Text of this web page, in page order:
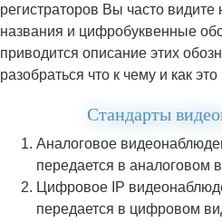
регистраторов Вы часто
названия и цифробуквенные
приводится описание этих
разобраться что к чему и как это
Стандарты
Аналоговое
передается в аналоговом
Цифровое IP
передается в цифровом